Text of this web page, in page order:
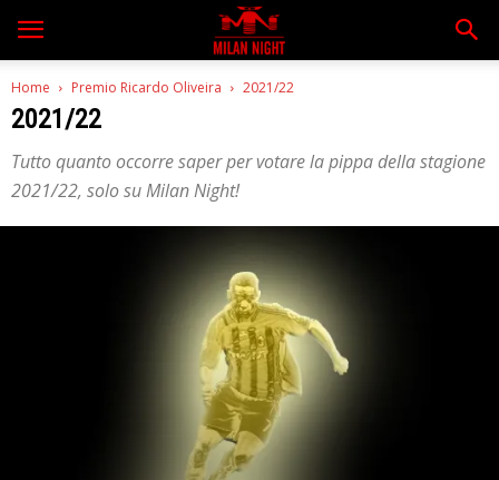
Home Premio Ricardo Oliveira 2021/22
2021/22
Tutto quanto occorre saper per votare la pippa della stagione
2021/22, solo su Milan Night!